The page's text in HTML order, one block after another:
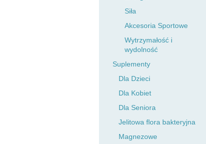
Siła
Akcesoria Sportowe
Wytrzymałość i
wydolność
Suplementy
Dla Dzieci
Dla Kobiet
Dla Seniora
Jelitowa flora bakteryjna
Magnezowe